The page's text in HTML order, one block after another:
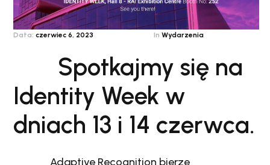
Data: czerwiec 6, 2023 In Wydarzenia
Spotkajmy się na
Identity Week w
dniach 13 i 14 czerwca.
Adaptive Recognition bierze